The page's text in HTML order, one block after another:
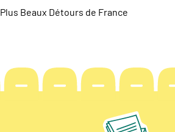
Plus Beaux Détours de France